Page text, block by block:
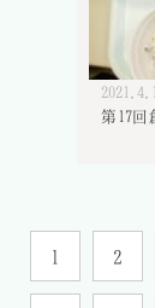
第17
1 2